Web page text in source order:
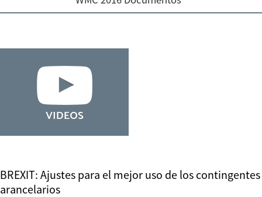
BREXIT: Ajustes para el mejor uso de los contingentes
arancelarios